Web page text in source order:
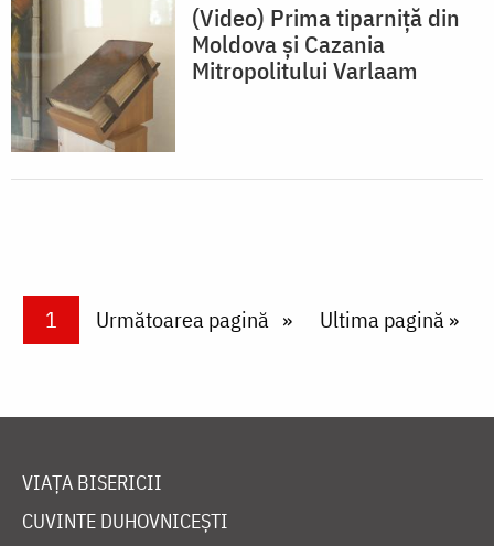
(Video) Prima tiparniță din
Moldova și Cazania
Mitropolitului Varlaam
PaginareCurrent page
1 Next page
Următoarea pagină Last page
Ultima pagină »
VIAȚA BISERICII
CUVINTE DUHOVNICEȘTI